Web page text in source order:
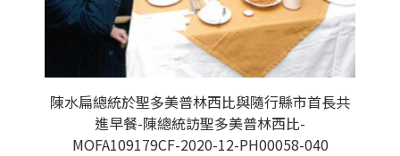
陳水扁總統於聖多美普林西比與隨行縣市首長共
進早餐-陳總統訪聖多美普林西比-
MOFA109179CF-2020-12-PH00058-040